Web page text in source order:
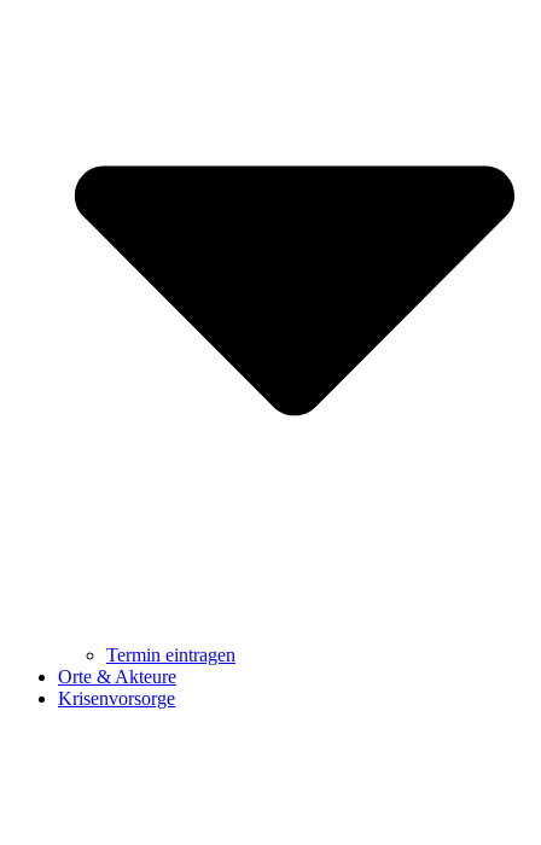
Termin eintragen
Orte & Akteure
Krisenvorsorge